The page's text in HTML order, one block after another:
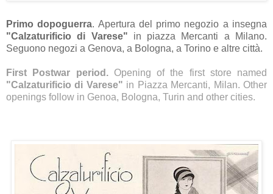
Primo dopoguerra. Apertura del primo negozio a insegna
"Calzaturificio di Varese" in piazza Mercanti a Milano.
Seguono negozi a Genova, a Bologna, a Torino e altre città.
First Postwar period.Opening of the first store named
"Calzaturificio di Varese" in Piazza Mercanti, Milan. Other
openings follow in Genoa, Bologna, Turin and other cities.